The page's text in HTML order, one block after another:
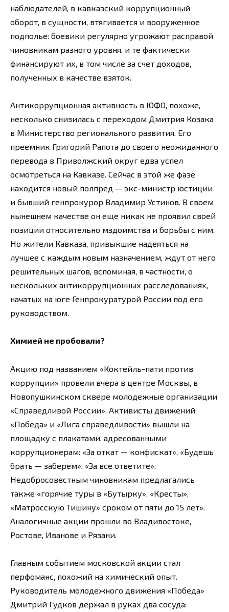
наблюдателей, в кавказский коррупционный
оборот, в сущности, втягивается и вооруженное
подполье: боевики регулярно угрожают расправой
чиновникам разного уровня, и те фактически
финансируют их, в том числе за счет доходов,
полученных в качестве взяток.
Антикоррупционная активность в ЮФО, похоже,
несколько снизилась с переходом Дмитрия Козака
в Министерство регионального развития. Его
преемник Григорий Рапота до своего неожиданного
перевода в Приволжский округ едва успел
осмотреться на Кавказе. Сейчас в этой же фазе
находится новый полпред — экс-министр юстиции
и бывший генпрокурор Владимир Устинов. В своем
нынешнем качестве он еще никак не проявил своей
позиции относительно мздоимства и борьбы с ним.
Но жители Кавказа, привыкшие надеяться на
лучшее с каждым новым назначением, ждут от него
решительных шагов, вспоминая, в частности, о
нескольких антикоррупционных расследованиях,
начатых на юге Генпрокуратурой России под его
руководством.
Химией не пробовали?
Акцию под названием «Коктейль-пати против
коррупции» провели вчера в центре Москвы, в
Новопушкинском сквере молодежные организации
«Справедливой России». Активисты движений
«Победа» и «Лига справедливости» вышли на
площадку с плакатами, адресованными
коррупционерам: «За откат — конфискат», «Будешь
брать — заберем», «За все ответите».
Недобросовестным чиновникам предлагались
также «горячие туры в «Бутырку», «Кресты»,
«Матросскую Тишину» сроком от пяти до 15 лет».
Аналогичные акции прошли во Владивостоке,
Ростове, Иванове и Рязани.
Главным событием московской акции стал
перфоманс, похожий на химический опыт.
Руководитель молодежного движения «Победа»
Дмитрий Гудков держал в руках два сосуда: